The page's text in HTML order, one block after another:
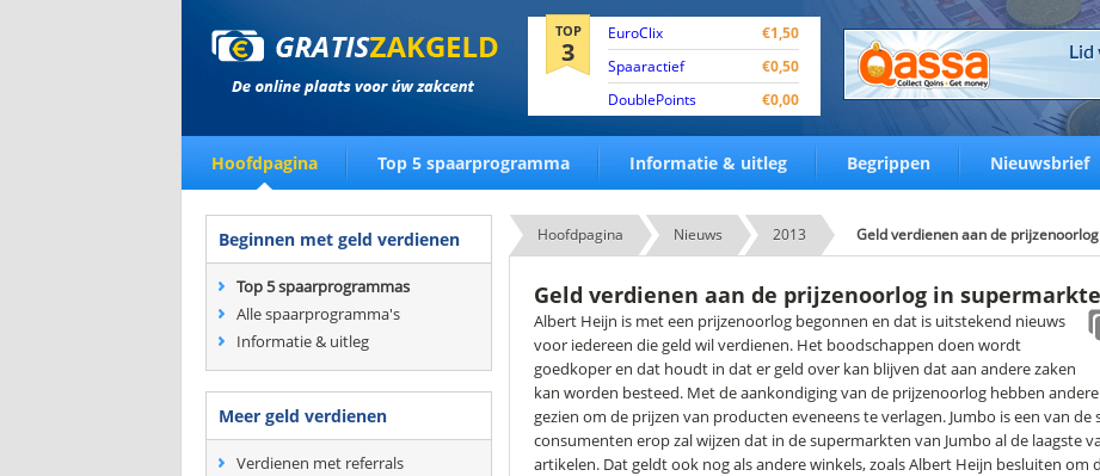
TOP
3
EuroClix
€1,50
Spaaractief
€0,50
DoublePoints
€0,00
Hoofdpagina Top 5 spaarprogramma Informatie & uitleg Begrippen Nieuwsbrief
Beginnen met geld verdienen
Top 5 spaarprogrammas
Alle spaarprogramma's
Informatie & uitleg
Meer geld verdienen
Verdienen met referrals
Hoofdpagina Nieuws 2013 Geld verdienen aan de
Geld verdienen aan de prijzenoorlog in
Albert Heijn is met een prijzenoorlog begonnen en dat is uitstekend nieuws
voor iedereen die geld wil verdienen. Het boodschappen doen wordt
goedkoper en dat houdt in dat er geld over kan blijven dat aan andere zaken
kan worden besteed. Met de aankondiging van de prijzenoorlog hebben
gezien om de prijzen van producten eveneens te verlagen. Jumbo is een van
consumenten erop zal wijzen dat in de supermarkten van Jumbo al de laagste
artikelen. Dat geldt ook nog als andere winkels, zoals Albert Heijn besluiten om